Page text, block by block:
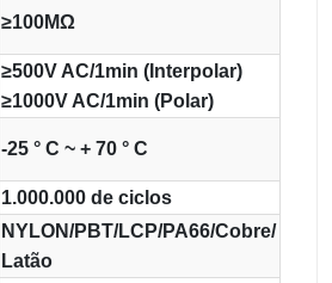
≥100MΩ
≥500V AC/1min (Interpolar)
≥1000V AC/1min (Polar)
-25 ° C ~ + 70 ° C
1.000.000 de ciclos
NYLON/PBT/LCP/PA66/Cobre/
Latão